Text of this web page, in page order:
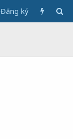
Đăng ký